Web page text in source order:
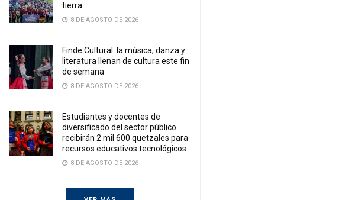
tierra
8 DE AGOSTO DE 2026
Finde Cultural: la música, danza y
literatura llenan de cultura este fin
de semana
8 DE AGOSTO DE 2026
Estudiantes y docentes de
diversificado del sector público
recibirán 2 mil 600 quetzales para
recursos educativos tecnológicos
8 DE AGOSTO DE 2026